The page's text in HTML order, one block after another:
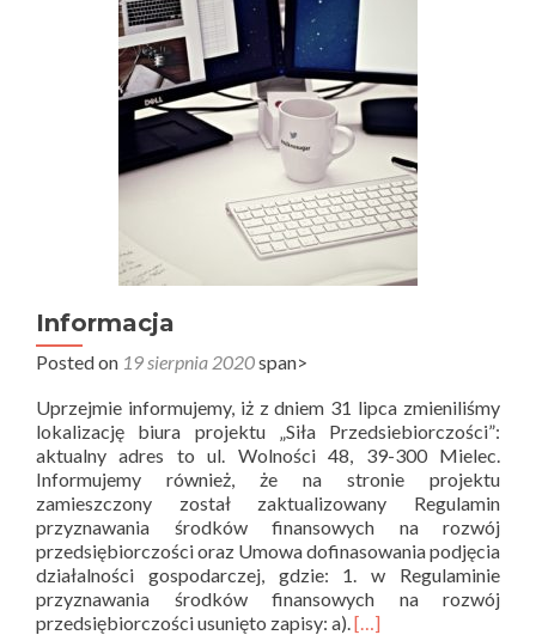
Informacja
Posted on 19 sierpnia 2020span>
Uprzejmie informujemy, iż z dniem 31 lipca zmieniliśmy
lokalizację biura projektu „Siła Przedsiebiorczości”:
aktualny adres to ul. Wolności 48, 39-300 Mielec.
Informujemy również, że na stronie projektu
zamieszczony został zaktualizowany Regulamin
przyznawania środków finansowych na rozwój
przedsiębiorczości oraz Umowa dofinasowania podjęcia
działalności gospodarczej, gdzie: 1. w Regulaminie
przyznawania środków finansowych na rozwój
przedsiębiorczości usunięto zapisy: a).Read
[…]